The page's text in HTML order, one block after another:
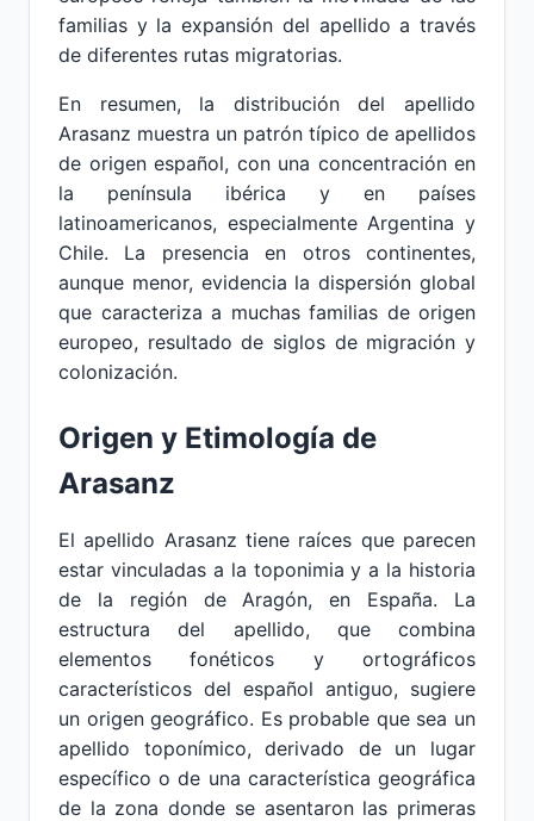
familias y la expansión del apellido a través
de diferentes rutas migratorias.
En resumen, la distribución del apellido
Arasanz muestra un patrón típico de apellidos
de origen español, con una concentración en
la península ibérica y en países
latinoamericanos, especialmente Argentina y
Chile. La presencia en otros continentes,
aunque menor, evidencia la dispersión global
que caracteriza a muchas familias de origen
europeo, resultado de siglos de migración y
colonización.
Origen y Etimología de
Arasanz
El apellido Arasanz tiene raíces que parecen
estar vinculadas a la toponimia y a la historia
de la región de Aragón, en España. La
estructura del apellido, que combina
elementos fonéticos y ortográficos
característicos del español antiguo, sugiere
un origen geográfico. Es probable que sea un
apellido toponímico, derivado de un lugar
específico o de una característica geográfica
de la zona donde se asentaron las primeras